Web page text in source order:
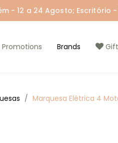
- 12 a 24 Agosto; Escritório
Promotions Brands
Marquesa Elétrica 4